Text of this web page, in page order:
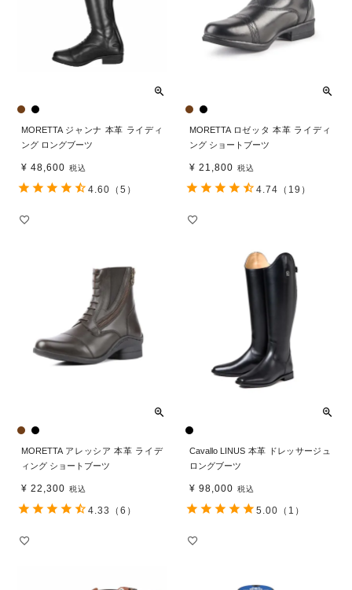
MORETTA ジャンナ 本革 ライディ
ング ロングブーツ
¥ 48,600 税込
4.60 （5）
MORETTA ロゼッタ 本革 ライディ
ング ショートブーツ
¥ 21,800 税込
4.74 （19）
MORETTA アレッシア 本革 ライデ
ィング ショートブーツ
¥ 22,300 税込
4.33 （6）
Cavallo LINUS 本革 ドレッサージュ
ロングブーツ
¥ 98,000 税込
5.00 （1）